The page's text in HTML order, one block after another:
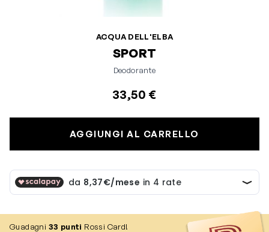
ACQUA DELL'ELBA
SPORT
Deodorante
33,50 €
AGGIUNGI AL CARRELLO
Guadagni 33 punti Rossi Card!